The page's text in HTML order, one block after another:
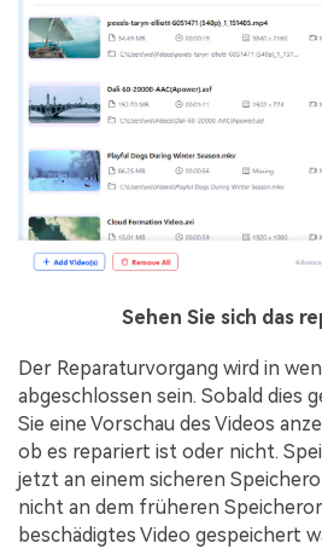
Sehen Sie sich das
Der Reparaturvorgang wird in
abgeschlossen sein. Sobald dies
Sie eine Vorschau des Videos
ob es repariert ist oder nicht.
jetzt an einem sicheren
nicht an dem früheren
beschädigtes Video gespeichert